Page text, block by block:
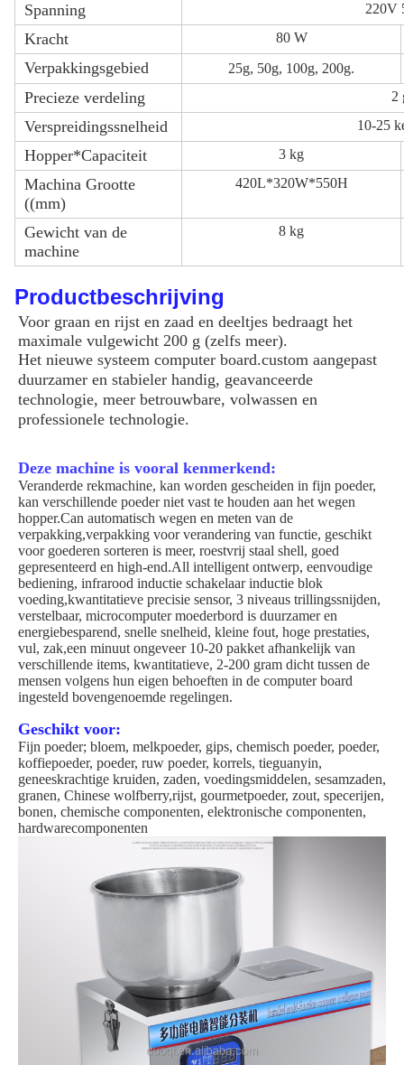
Spanning 220V
Kracht 80 W
Verpakkingsgebied 25g, 50g, 100g, 200g.
Precieze verdeling 2
Verspreidingssnelheid 10-25
Hopper*Capaciteit 3 kg
Machina Grootte
((mm)
420L*320W*550H
Gewicht van de
machine
8 kg
Productbeschrijving
Voor graan en rijst en zaad en deeltjes bedraagt het
maximale vulgewicht 200 g (zelfs meer).
Het nieuwe systeem computer board.custom aangepast
duurzamer en stabieler handig, geavanceerde
technologie, meer betrouwbare, volwassen en
professionele technologie.
Deze machine is vooral kenmerkend:
Veranderde rekmachine, kan worden gescheiden in fijn poeder,
kan verschillende poeder niet vast te houden aan het wegen
hopper.Can automatisch wegen en meten van de
verpakking,verpakking voor verandering van functie, geschikt
voor goederen sorteren is meer, roestvrij staal shell, goed
gepresenteerd en high-end.All intelligent ontwerp, eenvoudige
bediening, infrarood inductie schakelaar inductie blok
voeding,kwantitatieve precisie sensor, 3 niveaus trillingssnijden,
verstelbaar, microcomputer moederbord is duurzamer en
energiebesparend, snelle snelheid, kleine fout, hoge prestaties,
vul, zak,een minuut ongeveer 10-20 pakket afhankelijk van
verschillende items, kwantitatieve, 2-200 gram dicht tussen de
mensen volgens hun eigen behoeften in de computer board
ingesteld bovengenoemde regelingen.
Geschikt voor:
Fijn poeder; bloem, melkpoeder, gips, chemisch poeder, poeder,
koffiepoeder, poeder, ruw poeder, korrels, tieguanyin,
geneeskrachtige kruiden, zaden, voedingsmiddelen, sesamzaden,
granen, Chinese wolfberry,rijst, gourmetpoeder, zout, specerijen,
bonen, chemische componenten, elektronische componenten,
hardwarecomponenten